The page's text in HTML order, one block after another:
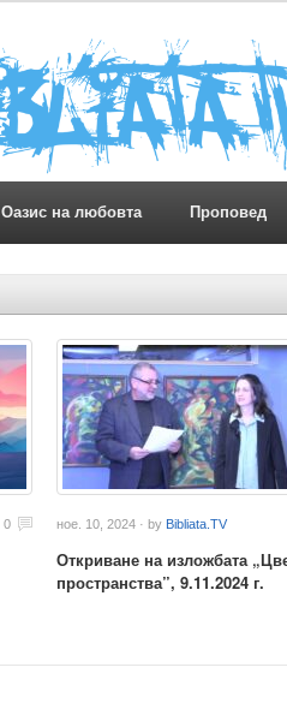
Оазис на любовта Проповед
0 ное. 10, 2024 · by Bibliata.TV
Откриване на изложбата
пространства”, 9.11.2024 г.